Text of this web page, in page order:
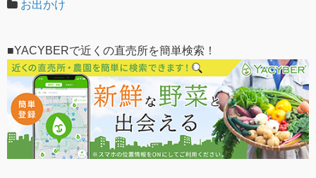
お出かけ
■YACYBERで近くの直売所を簡単検索！